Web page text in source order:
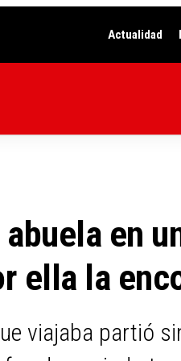
Actualidad
en
ella la
viajaba partió